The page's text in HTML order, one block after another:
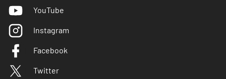
YouTube
Instagram
Facebook
Twitter